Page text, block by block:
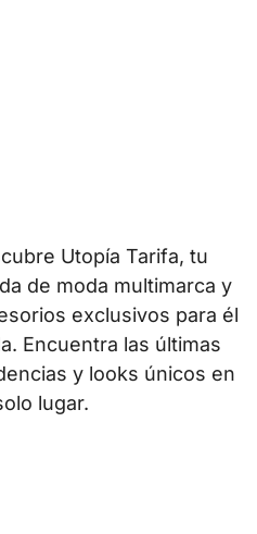
Utopía Tarifa, tu
de moda multimarca y
exclusivos para él
Encuentra las últimas
y looks únicos en
lugar.